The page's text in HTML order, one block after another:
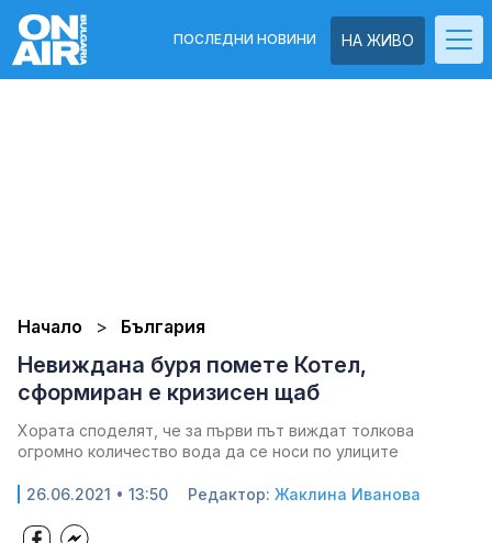
НА ЖИВО
ПОСЛЕДНИ НОВИНИ
Начало България
Невиждана буря помете Котел,
сформиран е кризисен щаб
Хората споделят, че за първи път виждат толкова
огромно количество вода да се носи по улиците
26.06.2021 • 13:50 Редактор: Жаклина Иванова